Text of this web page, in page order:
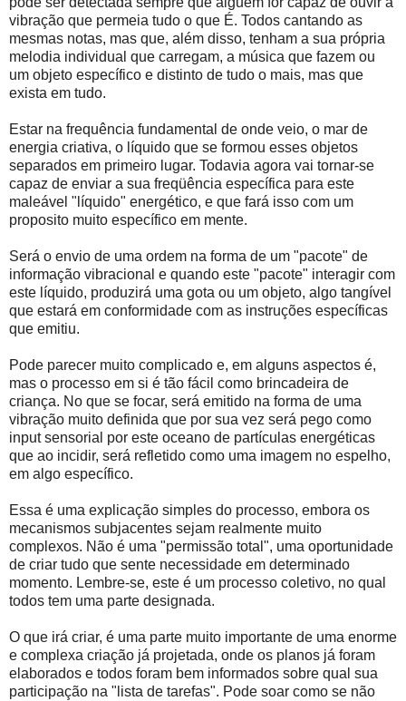
vibração que permeia tudo o que É. Todos cantando as
mesmas notas, mas que, além disso, tenham a sua própria
melodia individual que carregam, a música que fazem ou
um objeto específico e distinto de tudo o mais, mas que
exista em tudo.
Estar na frequência fundamental de onde veio, o mar de
energia criativa, o líquido que se formou esses objetos
separados em primeiro lugar. Todavia agora vai tornar-se
capaz de enviar a sua freqüência específica para este
maleável "líquido" energético, e que fará isso com um
proposito muito específico em mente.
Será o envio de uma ordem na forma de um "pacote" de
informação vibracional e quando este "pacote" interagir com
este líquido, produzirá uma gota ou um objeto, algo tangível
que estará em conformidade com as instruções específicas
que emitiu.
Pode parecer muito complicado e, em alguns aspectos é,
mas o processo em si é tão fácil como brincadeira de
criança. No que se focar, será emitido na forma de uma
vibração muito definida que por sua vez será pego como
input sensorial por este oceano de partículas energéticas
que ao incidir, será refletido como uma imagem no espelho,
em algo específico.
Essa é uma explicação simples do processo, embora os
mecanismos subjacentes sejam realmente muito
complexos. Não é uma "permissão total", uma oportunidade
de criar tudo que sente necessidade em determinado
momento. Lembre-se, este é um processo coletivo, no qual
todos tem uma parte designada.
O que irá criar, é uma parte muito importante de uma enorme
e complexa criação já projetada, onde os planos já foram
elaborados e todos foram bem informados sobre qual sua
participação na "lista de tarefas". Pode soar como se não